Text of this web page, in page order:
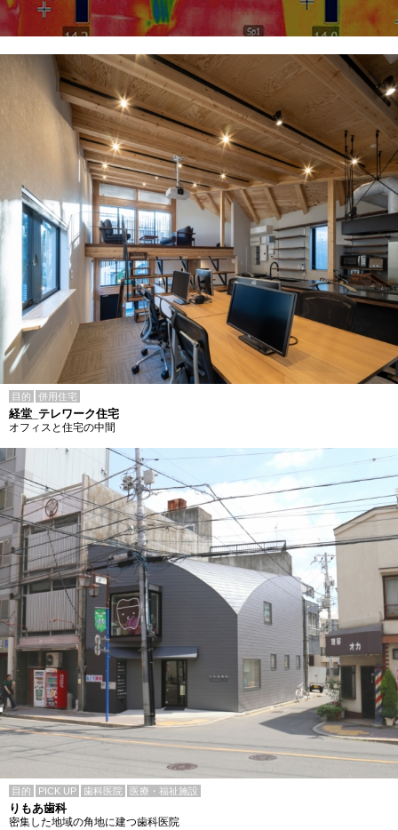
目的 併用住宅
経堂_テレワーク住宅
オフィスと住宅の中間
目的 PICK UP 歯科医院 医療・福祉施設
りもあ歯科
密集した地域の角地に建つ歯科医院